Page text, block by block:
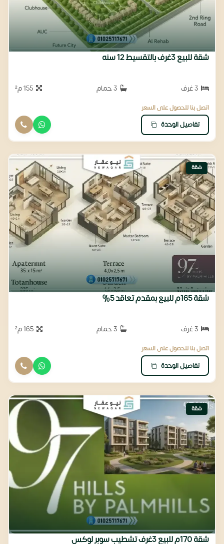
شقة للبيع 3غرف بالتقسيط 12 سنه
3 حمام 155 م²
اتصل بنا للحصول على السعر
تفاصيل الوحدة
شقة
شقة 165م للبيع بمقدم تعاقد 5%
165 م²
اتصل بنا للحصول على السعر
تفاصيل الوحدة
شقة
شقة 170م للبيع 3غرف تشطيب سوبر لوكس